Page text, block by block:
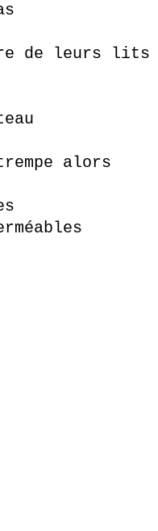
de leurs lits
alors